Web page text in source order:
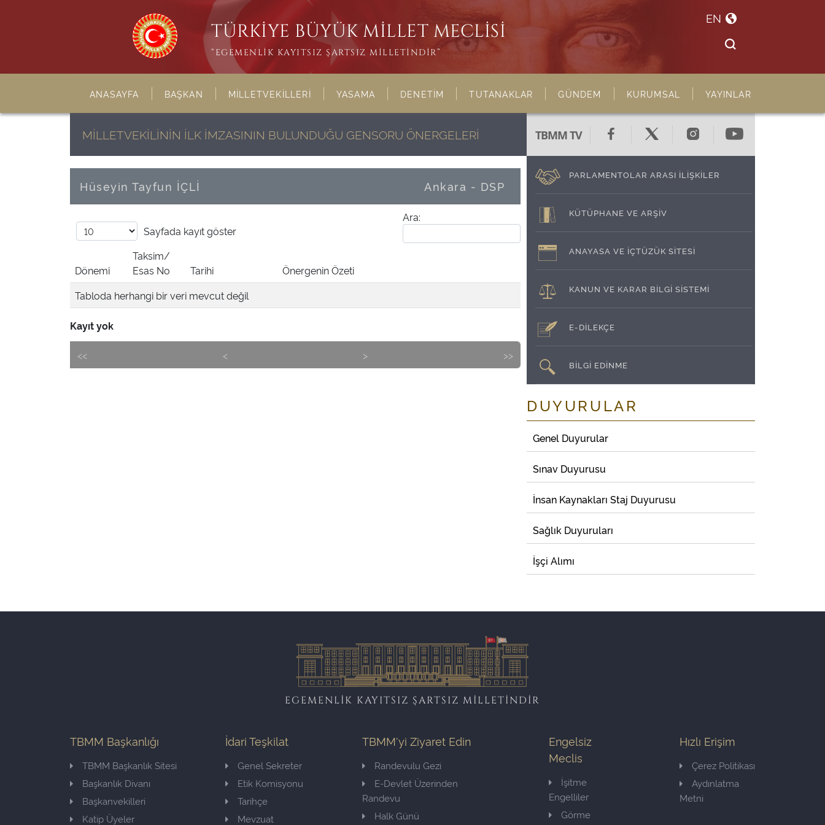
TÜRKİYE BÜYÜK MİLLET MECLİSİ
“EGEMENLİK KAYITSIZ ŞARTSIZ MİLLETİNDİR”
EN
ANASAYFA BAŞKAN MİLLETVEKİLLERİ YASAMA DENETİM TUTANAKLAR GÜNDEM KURUMSAL YAYINLAR
MİLLETVEKİLİNİN İLK İMZASININ BULUNDUĞU GENSORU ÖNERGELERİ
Hüseyin Tayfun İÇLİ Ankara - DSP
Ara:
Sayfada kayıt göster
Dönemi
Taksim/
Esas No
Tarihi
Önergenin Özeti
Tabloda herhangi bir veri mevcut değil
Kayıt yok
<< < > >>
TBMM TV
PARLAMENTOLAR ARASI İLİŞKİLER
KÜTÜPHANE VE ARŞİV
ANAYASA VE İÇTÜZÜK SİTESİ
KANUN VE KARAR BİLGİ SİSTEMİ
E-DİLEKÇE
BİLGİ EDİNME
DUYURULAR
Genel Duyurular
Sınav Duyurusu
İnsan Kaynakları Staj Duyurusu
Sağlık Duyuruları
İşçi Alımı
EGEMENLİK KAYITSIZ ŞARTSIZ MİLLETİNDİR
TBMM Başkanlığı
TBMM Başkanlık Sitesi
Başkanlık Divanı
Başkanvekilleri
Katip Üyeler
İdari Teşkilat
Genel Sekreter
Etik Komisyonu
Tarihçe
Mevzuat
TBMM'yi Ziyaret Edin
Randevulu Gezi
E-Devlet Üzerinden
Randevu
Halk Günü
Engelsiz
Meclis
İşitme
Engelliler
Görme
Hızlı Erişim
Çerez Politikası
Aydınlatma
Metni